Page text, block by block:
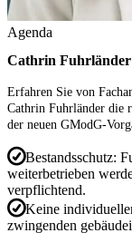
Agenda
Cathrin Fuhrländer
Erfahren Sie von
Cathrin Fuhrländer die
der neuen GModG-
Bestandsschutz:
weiterbetrieben
verpflichtend.
Keine
zwingenden